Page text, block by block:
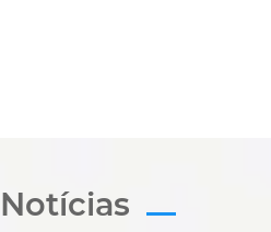
Notícias